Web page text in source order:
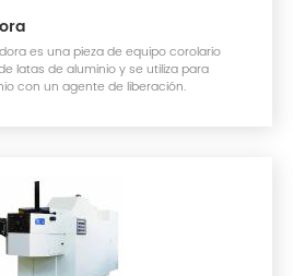
es una pieza de equipo corolario
latas de aluminio y se utiliza para
con un agente de liberación.